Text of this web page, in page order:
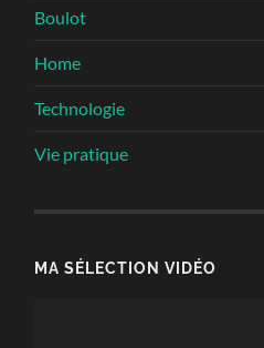
Boulot
Home
Technologie
Vie pratique
MA SÉLECTION VIDÉO